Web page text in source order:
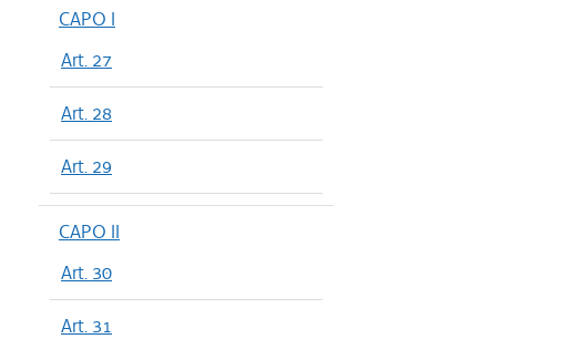
CAPO I
Art. 27
Art. 28
Art. 29
CAPO II
Art. 30
Art. 31